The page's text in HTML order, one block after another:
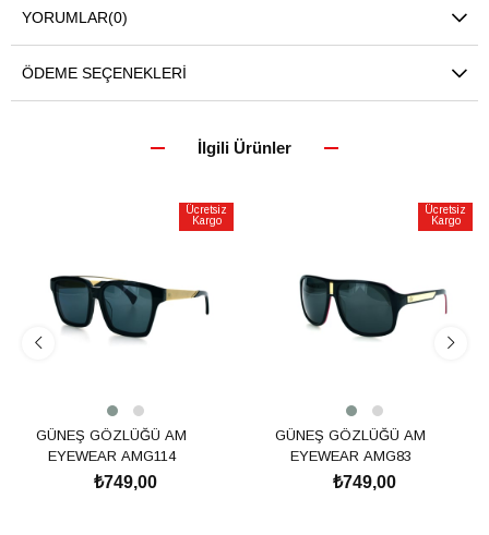
YORUMLAR(0)
ÖDEME SEÇENEKLERI
İlgili Ürünler
Ücretsiz
Kargo
GÜNEŞ GÖZLÜĞÜ AM
EYEWEAR AMG114
₺749,00
Ücretsiz
Kargo
GÜNEŞ GÖZLÜĞÜ AM
EYEWEAR AMG83
₺749,00